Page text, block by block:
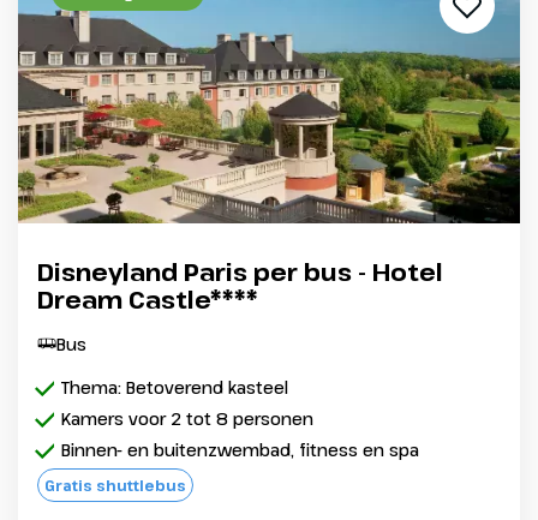
Disneyland Paris per bus - Hotel
Dream Castle****
Bus
Thema: Betoverend kasteel
Kamers voor 2 tot 8 personen
Binnen- en buitenzwembad, fitness en spa
Gratis shuttlebus